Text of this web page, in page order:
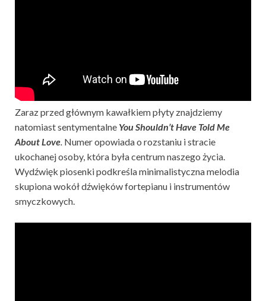
Zaraz przed głównym kawałkiem płyty znajdziemy
natomiast sentymentalne You Shouldn’t Have Told Me
About Love. Numer opowiada o rozstaniu i stracie
ukochanej osoby, która była centrum naszego życia.
Wydźwięk piosenki podkreśla minimalistyczna melodia
skupiona wokół dźwięków fortepianu i instrumentów
smyczkowych.